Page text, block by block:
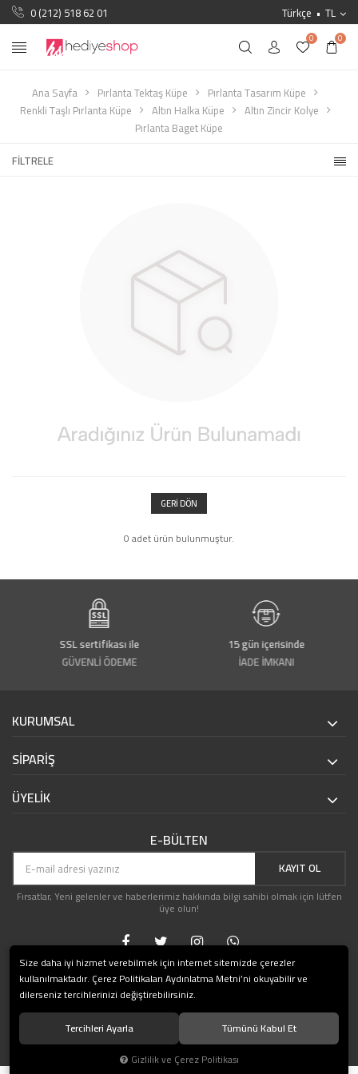
0 (212) 518 62 01 Türkçe TL
0 0
Ana Sayfa Pırlanta Tektaş Küpe
Pırlanta Tasarım Küpe
Renkli Taşlı Pırlanta Küpe
Altın Halka Küpe
Altın Zincir Kolye
Pırlanta Baget Küpe
FILTRELE
GERI DÖN
0 adet ürün bulunmuştur.
SSL sertifikası ile
GÜVENLİ ÖDEME
15 gün içerisinde
İADE İMKANI
KURUMSAL
SİPARİŞ
ÜYELİK
E-BÜLTEN
KAYIT OL
Fırsatlar, Yeni gelenler ve haberlerimiz hakkında bilgi sahibi olmak için lütfen
üye olun!
© 2019 HediyeShop.com Tüm hakları saklıdır.
Size daha iyi hizmet verebilmek için internet sitemizde çerezler
kullanılmaktadır. Çerez Politikaları Aydınlatma Metni’ni okuyabilir ve
dilerseniz tercihlerinizi değiştirebilirsiniz.
Tercihleri Ayarla
Tümünü Kabul Et
Gizlilik ve Çerez Politikası